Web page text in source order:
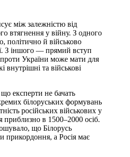
між залежністю від
втягнення у війну. З одного
політично й військово
З іншого — прямий вступ
проти України може мати для
та військові
експерти не бачать
білоруських формувань
російських військових у
приблизно в 1500–2000 осіб.
що Білорусь
прикордоння, а Росія має